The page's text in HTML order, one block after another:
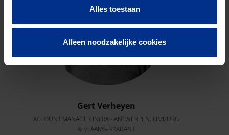
Alles toestaan
Alleen noodzakelijke cookies
Gert Verheyen
ACCOUNT MANAGER INFRA - ANTWERPEN, LIMBURG
& VLAAMS-BRABANT